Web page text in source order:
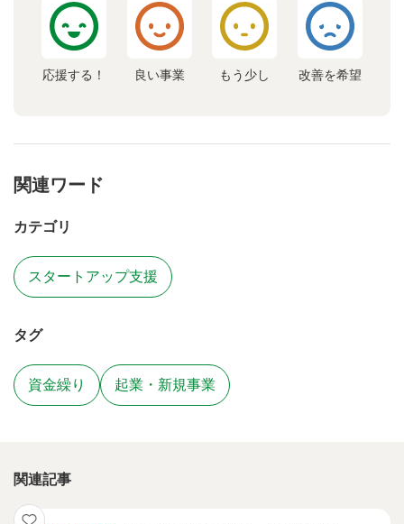
応援する！ 良い事業 もう少し 改善を希望
関連ワード
カテゴリ
スタートアップ支援
タグ
資金繰り 起業・新規事業
関連記事